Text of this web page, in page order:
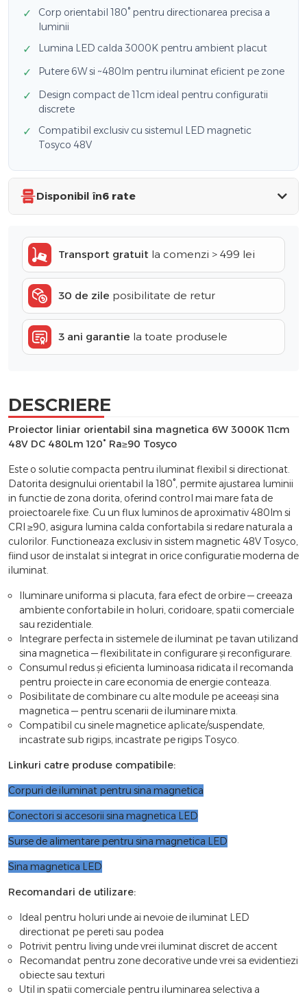
✓
Corp orientabil 180° pentru directionarea precisa a
luminii
✓ Lumina LED calda 3000K pentru ambient placut
✓ Putere 6W si ~480lm pentru iluminat eficient pe zone
✓
Design compact de 11cm ideal pentru configuratii
discrete
✓
Compatibil exclusiv cu sistemul LED magnetic
Tosyco 48V
Disponibil în6 rate
Transport gratuit la comenzi > 499 lei
30 de zile posibilitate de retur
3 ani garantie la toate produsele
DESCRIERE
Proiector liniar orientabil sina magnetica 6W 3000K 11cm
48V DC 480Lm 120° Ra≥90 Tosyco
Este o solutie compacta pentru iluminat flexibil si directionat.
Datorita designului orientabil la 180°, permite ajustarea luminii
in functie de zona dorita, oferind control mai mare fata de
proiectoarele fixe. Cu un flux luminos de aproximativ 480lm si
CRI ≥90, asigura lumina calda confortabila si redare naturala a
culorilor. Functioneaza exclusiv in sistem magnetic 48V Tosyco,
fiind usor de instalat si integrat in orice configuratie moderna de
iluminat.
Iluminare uniforma si placuta, fara efect de orbire — creeaza
ambiente confortabile in holuri, coridoare, spatii comerciale
sau rezidentiale.
Integrare perfecta in sistemele de iluminat pe tavan utilizand
sina magnetica — flexibilitate in configurare și reconfigurare.
Consumul redus și eficienta luminoasa ridicata il recomanda
pentru proiecte in care economia de energie conteaza.
Posibilitate de combinare cu alte module pe aceeași sina
magnetica — pentru scenarii de iluminare mixta.
Compatibil cu sinele magnetice aplicate/suspendate,
incastrate sub rigips, incastrate pe rigips Tosyco.
Linkuri catre produse compatibile:
Corpuri de iluminat pentru sina magnetica
Conectori si accesorii sina magnetica LED
Surse de alimentare pentru sina magnetica LED
Sina magnetica LED
Recomandari de utilizare:
Ideal pentru holuri unde ai nevoie de iluminat LED
directionat pe pereti sau podea
Potrivit pentru living unde vrei iluminat discret de accent
Recomandat pentru zone decorative unde vrei sa evidentiezi
obiecte sau texturi
Util in spatii comerciale pentru iluminarea selectiva a